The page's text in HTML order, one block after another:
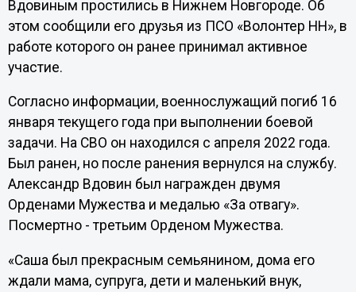
Вдовиным простились в Нижнем Новгороде. Об
этом сообщили его друзья из ПСО «Волонтер НН», в
работе которого он ранее принимал активное
участие.
Согласно информации, военнослужащий погиб 16
января текущего года при выполнении боевой
задачи. На СВО он находился с апреля 2022 года.
Был ранен, но после ранения вернулся на службу.
Александр Вдовин был награжден двумя
Орденами Мужества и медалью «За отвагу».
Посмертно - третьим Орденом Мужества.
«Саша был прекрасным семьянином, дома его
ждали мама, супруга, дети и маленький внук,